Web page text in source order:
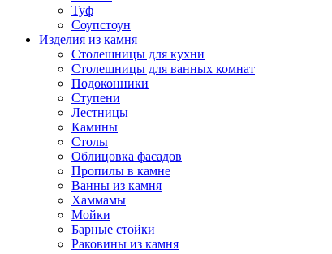
Туф
Соупстоун
Изделия из камня
Столешницы для кухни
Столешницы для ванных комнат
Подоконники
Ступени
Лестницы
Камины
Столы
Облицовка фасадов
Пропилы в камне
Ванны из камня
Хаммамы
Мойки
Барные стойки
Раковины из камня